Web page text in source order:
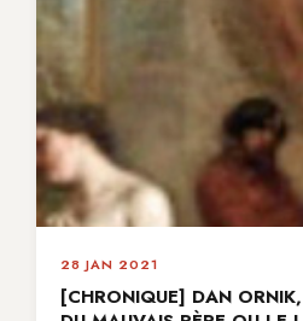
28 JAN 2021
[CHRONIQUE] DAN